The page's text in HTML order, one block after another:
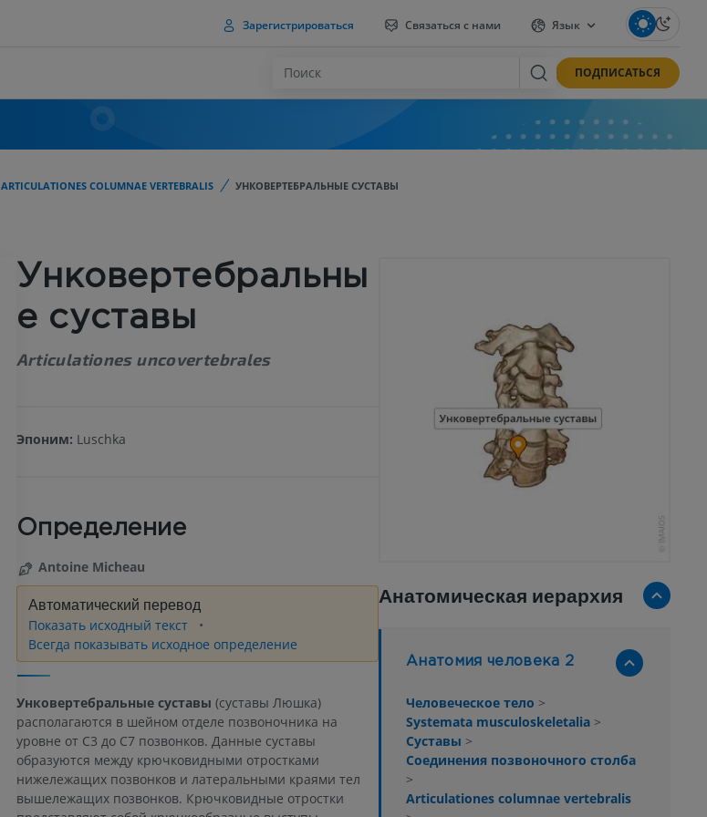
Зарегистрироваться Связаться с нами Язык
ПОДПИСАТЬСЯ
ARTICULATIONES COLUMNAE VERTEBRALIS УНКОВЕРТЕБРАЛЬНЫЕ СУСТАВЫ
Унковертебральны
е суставы
Articulationes uncovertebrales
Эпоним: Luschka
Определение
Antoine Micheau
Автоматический перевод
Показать исходный текст
Всегда показывать исходное определение
Унковертебральные суставы (суставы Люшка)
располагаются в шейном отделе позвоночника на
уровне от C3 до C7 позвонков. Данные суставы
образуются между крючковидными отростками
нижележащих позвонков и латеральными краями тел
вышележащих позвонков. Крючковидные отростки
Анатомическая иерархия
Анатомия человека 2
Человеческое тело >
Systemata musculoskeletalia >
Суставы >
Соединения позвоночного столба
>
Articulationes columnae vertebralis